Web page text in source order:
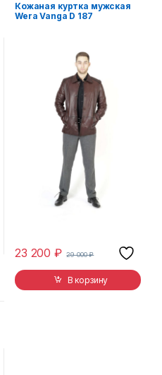
Кожаная куртка мужская
Wera Vanga D 187
23 200₽ 29 000₽
В корзину